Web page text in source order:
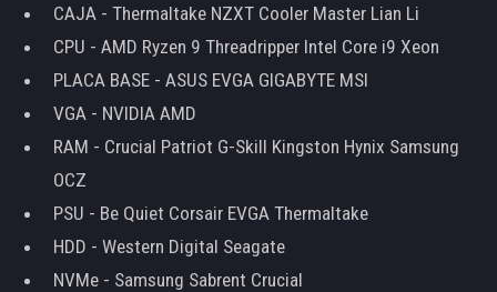
CAJA - Thermaltake NZXT Cooler Master Lian Li
CPU - AMD Ryzen 9 Threadripper Intel Core i9 Xeon
PLACA BASE - ASUS EVGA GIGABYTE MSI
VGA - NVIDIA AMD
RAM - Crucial Patriot G-Skill Kingston Hynix Samsung
OCZ
PSU - Be Quiet Corsair EVGA Thermaltake
HDD - Western Digital Seagate
NVMe - Samsung Sabrent Crucial